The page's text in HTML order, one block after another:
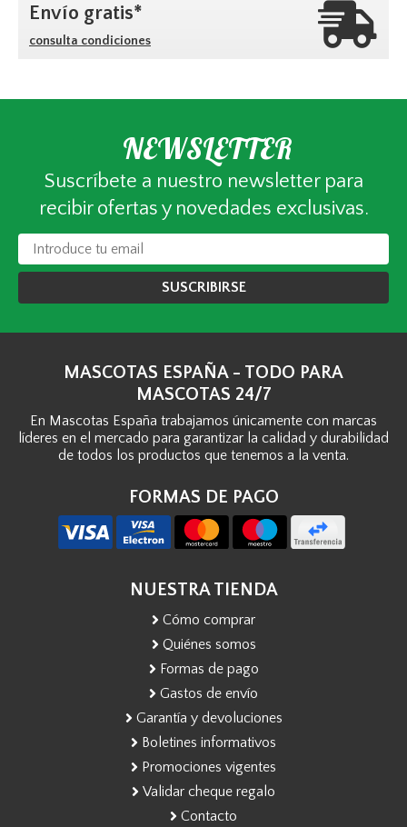
Envío gratis*
consulta condiciones
NEWSLETTER
Suscríbete a nuestro newsletter para
recibir ofertas y novedades exclusivas.
SUSCRIBIRSE
MASCOTAS ESPAÑA - TODO PARA
MASCOTAS 24/7
En Mascotas España trabajamos únicamente con marcas
líderes en el mercado para garantizar la calidad y durabilidad
de todos los productos que tenemos a la venta.
FORMAS DE PAGO
NUESTRA TIENDA
Cómo comprar
Quiénes somos
Formas de pago
Gastos de envío
Garantía y devoluciones
Boletines informativos
Promociones vigentes
Validar cheque regalo
Contacto